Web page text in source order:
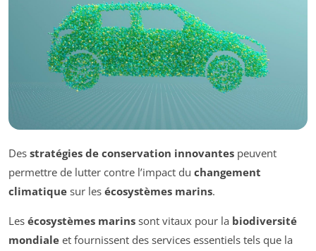
Des stratégies de conservation innovantes peuvent
permettre de lutter contre l’impact du changement
climatique sur les écosystèmes marins.
Les écosystèmes marins sont vitaux pour la biodiversité
mondiale et fournissent des services essentiels tels que la